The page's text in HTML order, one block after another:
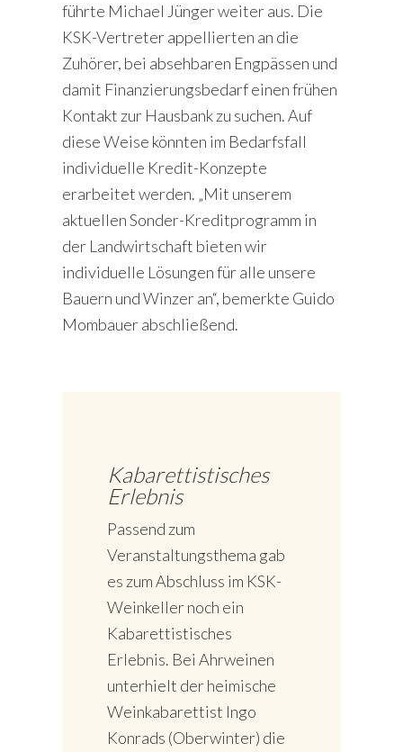
führte Michael Jünger weiter aus. Die
KSK-Vertreter appellierten an die
Zuhörer, bei absehbaren Engpässen und
damit Finanzierungsbedarf einen frühen
Kontakt zur Hausbank zu suchen. Auf
diese Weise könnten im Bedarfsfall
individuelle Kredit-Konzepte
erarbeitet werden. „Mit unserem
aktuellen Sonder-Kreditprogramm in
der Landwirtschaft bieten wir
individuelle Lösungen für alle unsere
Bauern und Winzer an“, bemerkte Guido
Mombauer abschließend.
Kabarettistisches
Erlebnis
Passend zum
Veranstaltungsthema gab
es zum Abschluss im KSK-
Weinkeller noch ein
Kabarettistisches
Erlebnis. Bei Ahrweinen
unterhielt der heimische
Weinkabarettist Ingo
Konrads (Oberwinter) die